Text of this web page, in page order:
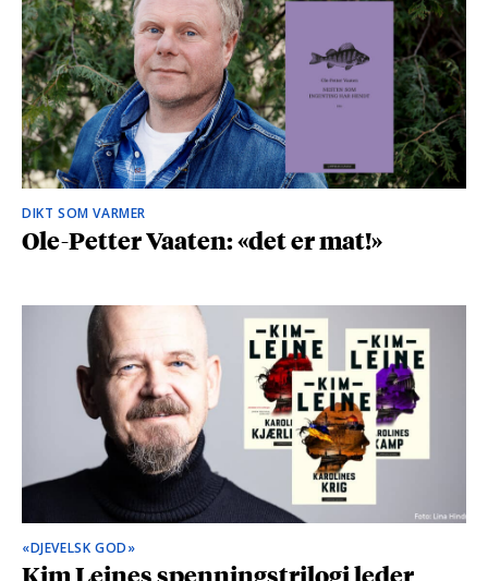
DIKT SOM VARMER
Ole-Petter Vaaten: «det er mat!»
«DJEVELSK GOD»
Kim Leines spenningstrilogi leder